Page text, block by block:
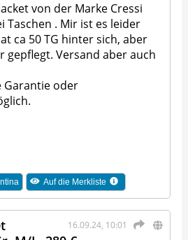
von der Marke Cressi
Taschen . Mir ist es leider
ca 50 TG hinter sich, aber
gepflegt. Versand aber auch
Garantie oder
Auf die Merkliste
16.09.24, 10:01